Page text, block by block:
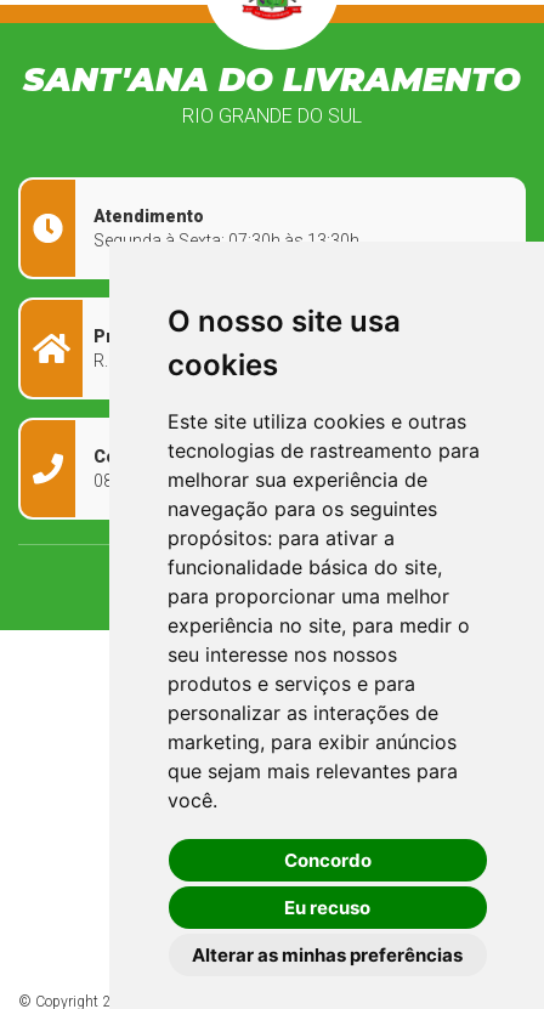
O nosso site usa
cookies
Este site utiliza cookies e outras
tecnologias de rastreamento para
melhorar sua experiência de
navegação para os seguintes
propósitos: para ativar a
funcionalidade básica do site,
para proporcionar uma melhor
experiência no site, para medir o
seu interesse nos nossos
produtos e serviços e para
personalizar as interações de
marketing, para exibir anúncios
que sejam mais relevantes para
você.
Concordo
Eu recuso
Alterar as minhas preferências
SANT'ANA DO LIVRAMENTO
RIO GRANDE DO SUL
Atendimento
Segunda à Sexta: 07:30h às 13:30h
Prefeitura Municipal
R. Rivadávia Corrêa, 858 - Centro - RS, 97573-010
Contato
0800 090 2050
© Copyright 2026 - Todos os direitos reservados à Prefeitura de